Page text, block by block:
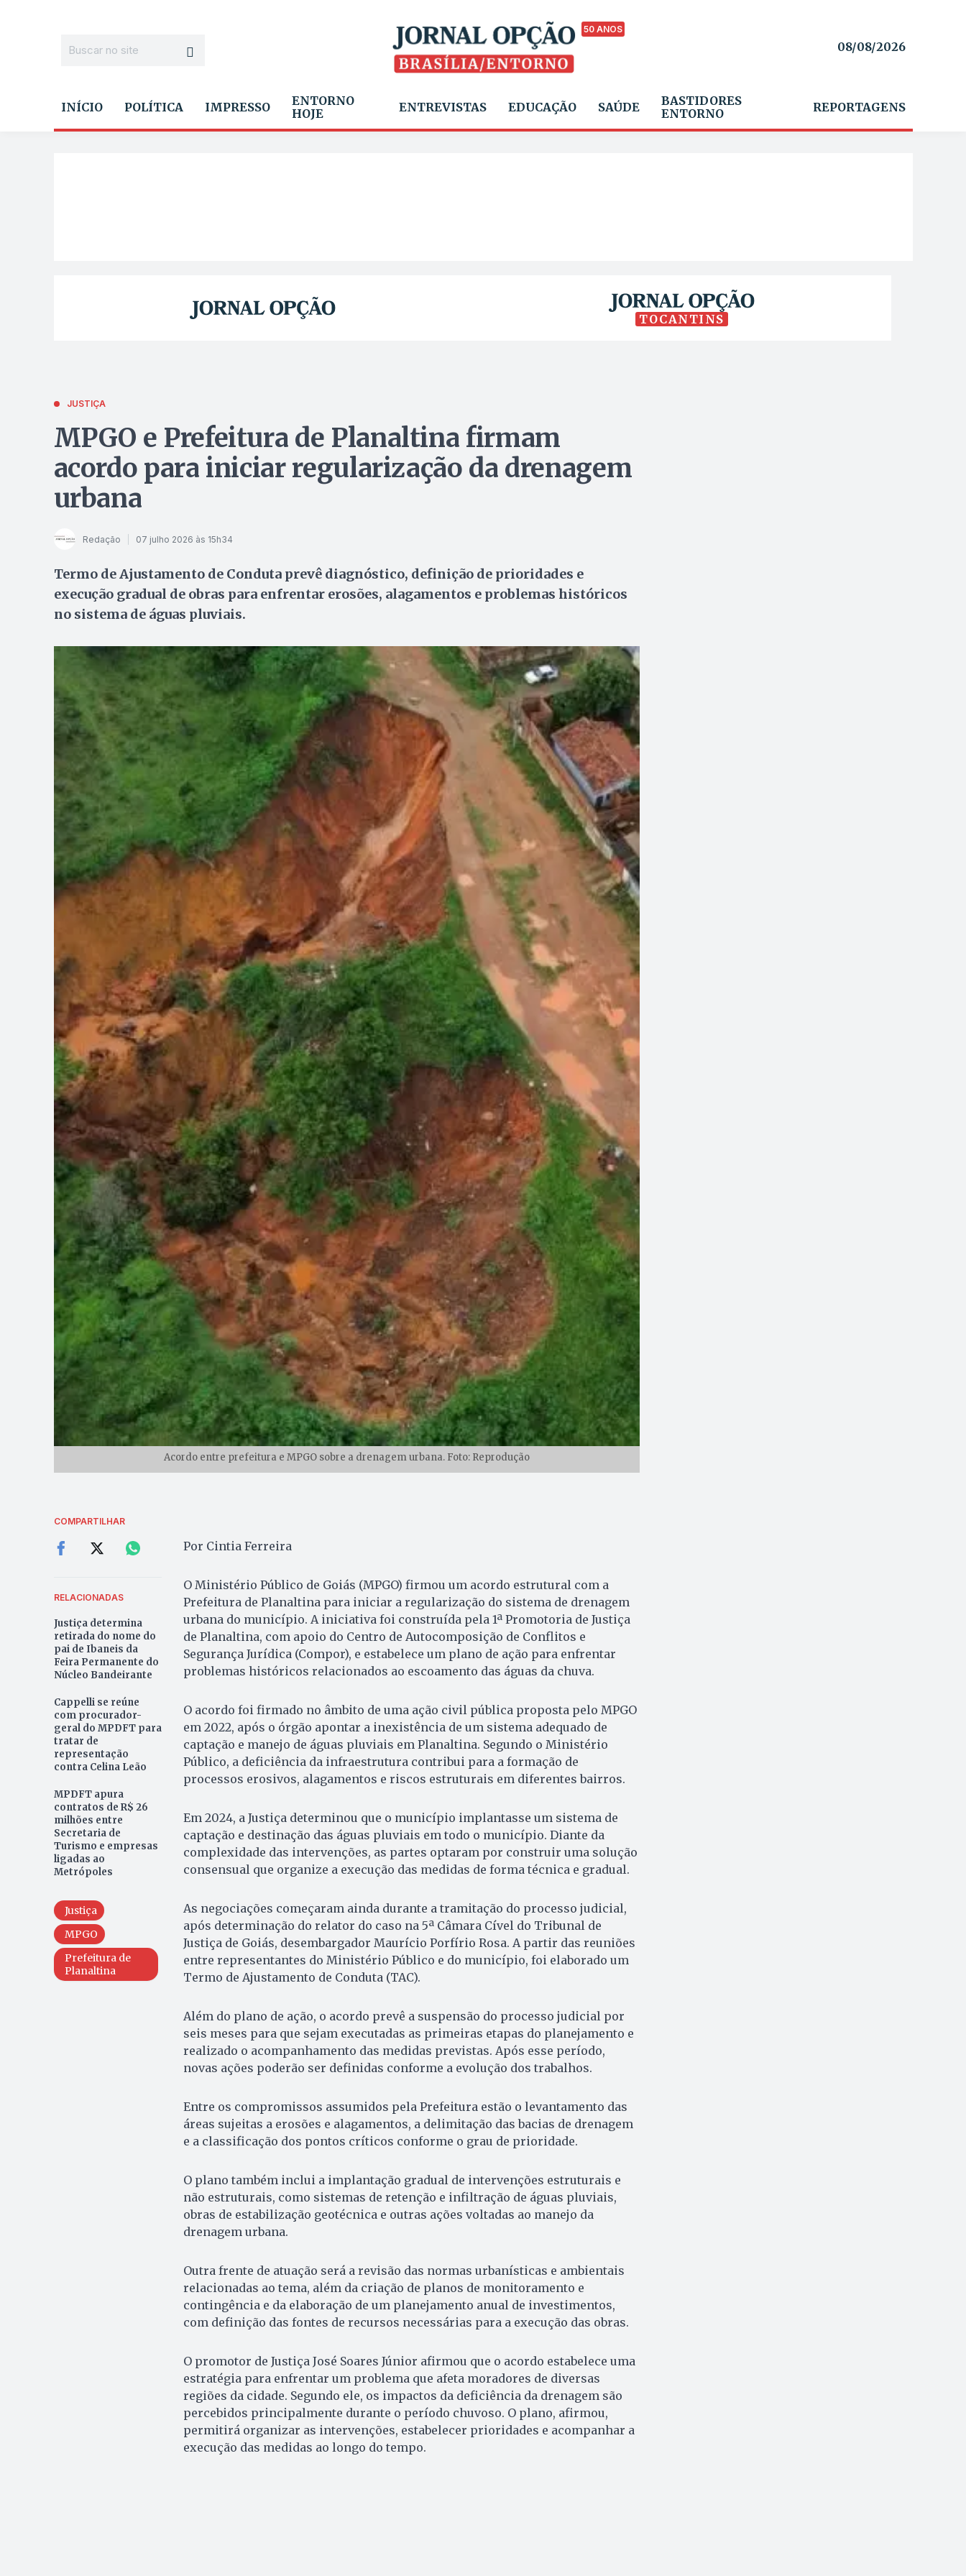
50 ANOS
08/08/2026
INÍCIO POLÍTICA IMPRESSO
ENTORNO
HOJE
ENTREVISTAS EDUCAÇÃO SAÚDE
BASTIDORES
ENTORNO
REPORTAGENS
TOCANTINS
JUSTIÇA
MPGO e Prefeitura de Planaltina firmam
acordo para iniciar regularização da drenagem
urbana
Redação 07 julho 2026 às 15h34
Termo de Ajustamento de Conduta prevê diagnóstico, definição de prioridades e
execução gradual de obras para enfrentar erosões, alagamentos e problemas históricos
no sistema de águas pluviais.
Acordo entre prefeitura e MPGO sobre a drenagem urbana. Foto: Reprodução
COMPARTILHAR
RELACIONADAS
Justiça determina
retirada do nome do
pai de Ibaneis da
Feira Permanente do
Núcleo Bandeirante
Cappelli se reúne
com procurador-
geral do MPDFT para
tratar de
representação
contra Celina Leão
MPDFT apura
contratos de R$ 26
milhões entre
Secretaria de
Turismo e empresas
ligadas ao
Metrópoles
Justiça
MPGO
Prefeitura de
Planaltina
Por Cintia Ferreira
O Ministério Público de Goiás (MPGO) firmou um acordo estrutural com a
Prefeitura de Planaltina para iniciar a regularização do sistema de drenagem
urbana do município. A iniciativa foi construída pela 1ª Promotoria de Justiça
de Planaltina, com apoio do Centro de Autocomposição de Conflitos e
Segurança Jurídica (Compor), e estabelece um plano de ação para enfrentar
problemas históricos relacionados ao escoamento das águas da chuva.
O acordo foi firmado no âmbito de uma ação civil pública proposta pelo MPGO
em 2022, após o órgão apontar a inexistência de um sistema adequado de
captação e manejo de águas pluviais em Planaltina. Segundo o Ministério
Público, a deficiência da infraestrutura contribui para a formação de
processos erosivos, alagamentos e riscos estruturais em diferentes bairros.
Em 2024, a Justiça determinou que o município implantasse um sistema de
captação e destinação das águas pluviais em todo o município. Diante da
complexidade das intervenções, as partes optaram por construir uma solução
consensual que organize a execução das medidas de forma técnica e gradual.
As negociações começaram ainda durante a tramitação do processo judicial,
após determinação do relator do caso na 5ª Câmara Cível do Tribunal de
Justiça de Goiás, desembargador Maurício Porfírio Rosa. A partir das reuniões
entre representantes do Ministério Público e do município, foi elaborado um
Termo de Ajustamento de Conduta (TAC).
Além do plano de ação, o acordo prevê a suspensão do processo judicial por
seis meses para que sejam executadas as primeiras etapas do planejamento e
realizado o acompanhamento das medidas previstas. Após esse período,
novas ações poderão ser definidas conforme a evolução dos trabalhos.
Entre os compromissos assumidos pela Prefeitura estão o levantamento das
áreas sujeitas a erosões e alagamentos, a delimitação das bacias de drenagem
e a classificação dos pontos críticos conforme o grau de prioridade.
O plano também inclui a implantação gradual de intervenções estruturais e
não estruturais, como sistemas de retenção e infiltração de águas pluviais,
obras de estabilização geotécnica e outras ações voltadas ao manejo da
drenagem urbana.
Outra frente de atuação será a revisão das normas urbanísticas e ambientais
relacionadas ao tema, além da criação de planos de monitoramento e
contingência e da elaboração de um planejamento anual de investimentos,
com definição das fontes de recursos necessárias para a execução das obras.
O promotor de Justiça José Soares Júnior afirmou que o acordo estabelece uma
estratégia para enfrentar um problema que afeta moradores de diversas
regiões da cidade. Segundo ele, os impactos da deficiência da drenagem são
percebidos principalmente durante o período chuvoso. O plano, afirmou,
permitirá organizar as intervenções, estabelecer prioridades e acompanhar a
execução das medidas ao longo do tempo.